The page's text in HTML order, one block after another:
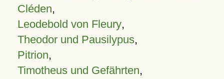
Cléden,
Leodebold von Fleury,
Theodor und Pausilypus,
Pitrion,
Timotheus und Gefährten,